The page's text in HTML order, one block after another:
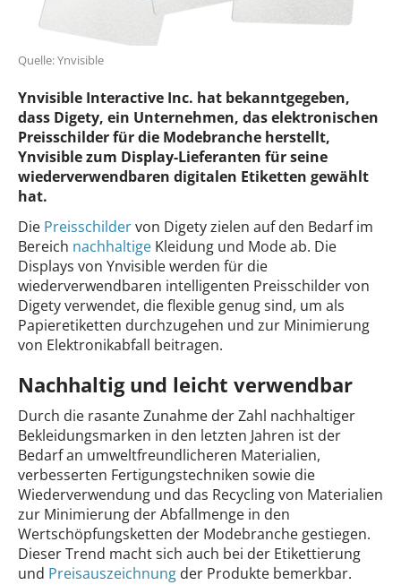
Quelle: Ynvisible
Ynvisible Interactive Inc. hat bekanntgegeben,
dass Digety, ein Unternehmen, das elektronischen
Preisschilder für die Modebranche herstellt,
Ynvisible zum Display-Lieferanten für seine
wiederverwendbaren digitalen Etiketten gewählt
hat.
Die Preisschildervon Digety zielen auf den Bedarf im
Bereich nachhaltige Kleidung und Mode ab. Die
Displays von Ynvisible werden für die
wiederverwendbaren intelligenten Preisschilder von
Digety verwendet, die flexible genug sind, um als
Papieretiketten durchzugehen und zur Minimierung
von Elektronikabfall beitragen.
Nachhaltig und leicht verwendbar
Durch die rasante Zunahme der Zahl nachhaltiger
Bekleidungsmarken in den letzten Jahren ist der
Bedarf an umweltfreundlicheren Materialien,
verbesserten Fertigungstechniken sowie die
Wiederverwendung und das Recycling von Materialien
zur Minimierung der Abfallmenge in den
Wertschöpfungsketten der Modebranche gestiegen.
Dieser Trend macht sich auch bei der Etikettierung
und Preisauszeichnung der Produkte bemerkbar.